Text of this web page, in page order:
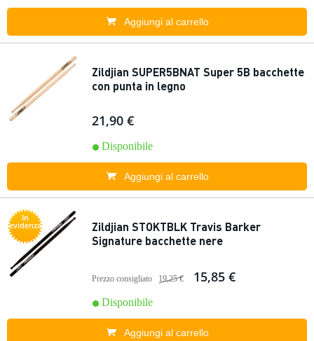
Aggiungi al carrello
Zildjian SUPER5BNAT Super 5B bacchette
con punta in legno
21,90 €
Disponibile
Aggiungi al carrello
In
evidenza
Zildjian STOKTBLK Travis Barker
Signature bacchette nere
Prezzo consigliato 19,25 € 15,85 €
Disponibile
Aggiungi al carrello